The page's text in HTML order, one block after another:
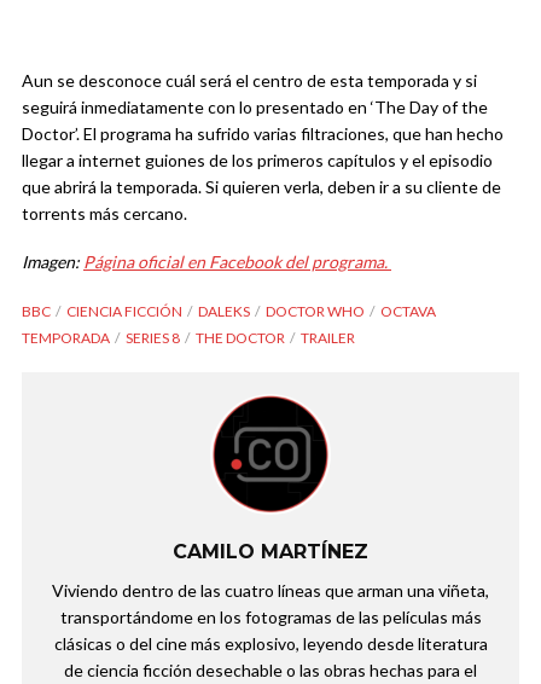
Aun se desconoce cuál será el centro de esta temporada y si
seguirá inmediatamente con lo presentado en ‘The Day of the
Doctor’. El programa ha sufrido varias filtraciones, que han hecho
llegar a internet guiones de los primeros capítulos y el episodio
que abrirá la temporada. Si quieren verla, deben ir a su cliente de
torrents más cercano.
Imagen: Página oficial en Facebook del programa.
BBC CIENCIA FICCIÓN DALEKS DOCTOR WHO
OCTAVA
TEMPORADA
SERIES 8 THE DOCTOR TRAILER
CAMILO MARTÍNEZ
Viviendo dentro de las cuatro líneas que arman una viñeta,
transportándome en los fotogramas de las películas más
clásicas o del cine más explosivo, leyendo desde literatura
de ciencia ficción desechable o las obras hechas para el